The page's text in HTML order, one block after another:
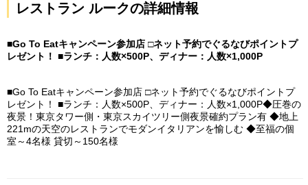
レストラン ルークの詳細情報
■Go To Eatキャンペーン参加店 □ネット予約でぐるなびポイントプ
レゼント！ ■ランチ：人数×500P、ディナー：人数×1,000P
■Go To Eatキャンペーン参加店 □ネット予約でぐるなびポイントプ
レゼント！ ■ランチ：人数×500P、ディナー：人数×1,000P◆圧巻の
夜景！東京タワー側・東京スカイツリー側夜景確約プラン有 ◆地上
221mの天空のレストランでモダンイタリアンを愉しむ ◆至福の個
室～4名様 貸切～150名様